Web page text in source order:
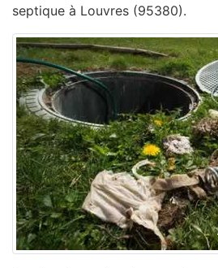
septique à Louvres (95380).